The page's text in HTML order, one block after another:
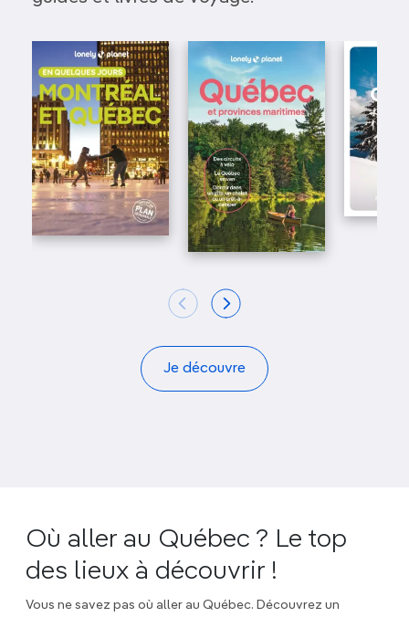
Je découvre
Où aller au Québec ? Le top
des lieux à découvrir !
Vous ne savez pas où aller au Québec. Découvrez un